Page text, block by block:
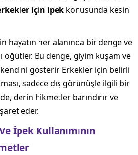
için ipek konusunda kesin
hayatın her alanında bir denge ve
öğütler. Bu denge, giyim kuşam ve
gösterir. Erkekler için belirli
sadece dış görünüşle ilgili bir
derin hikmetler barındırır ve
eder.
İpek Kullanımının